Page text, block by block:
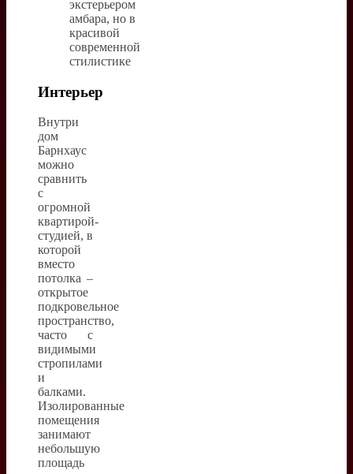
Интерьер
Внутри
дом
Барнхаус
можно
сравнить
с
огромной
квартирой-
студией, в
которой
вместо
потолка –
открытое
подкровельное
пространство,
часто с
видимыми
стропилами
и
балками.
Изолированные
помещения
занимают
небольшую
площадь